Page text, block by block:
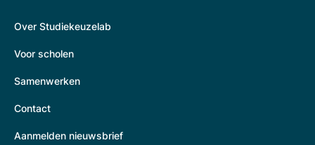
Over Studiekeuzelab
Voor scholen
Samenwerken
Contact
Aanmelden nieuwsbrief